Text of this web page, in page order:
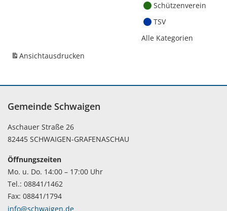
Schützenverein
TSV
Alle Kategorien
Ansichtausdrucken
Gemeinde Schwaigen
Aschauer Straße 26
82445 SCHWAIGEN-GRAFENASCHAU
Öffnungszeiten
Mo. u. Do. 14:00 – 17:00 Uhr
Tel.: 08841/1462
Fax: 08841/1794
info@schwaigen.de